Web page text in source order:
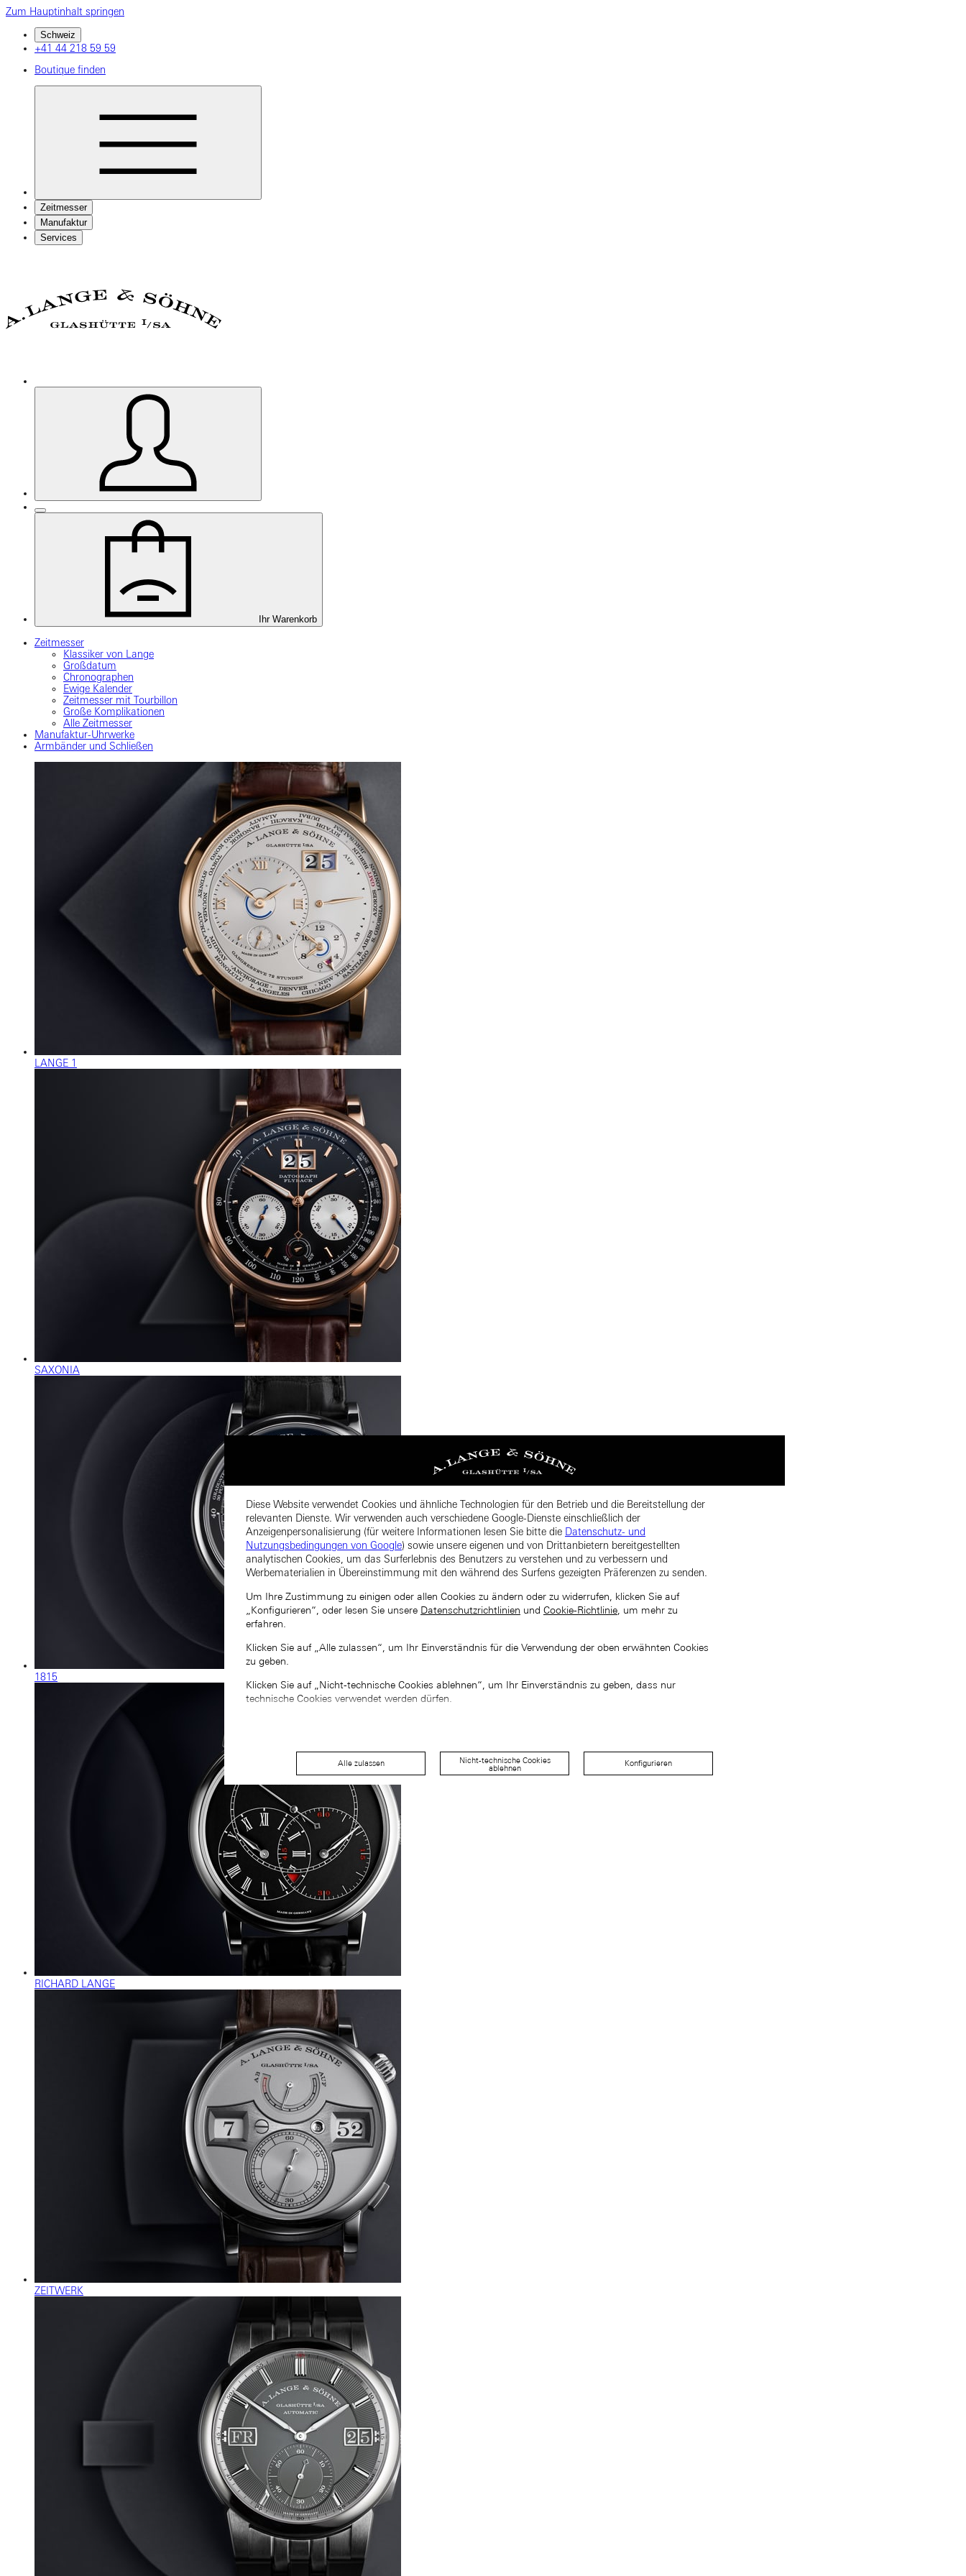
Zum Hauptinhalt springen
Schweiz
+41 44 218 59 59
Boutique finden
Zeitmesser
Manufaktur
Services
Ihr Warenkorb
Zeitmesser
Klassiker von Lange
Großdatum
Chronographen
Ewige Kalender
Zeitmesser mit Tourbillon
Große Komplikationen
Alle Zeitmesser
Manufaktur-Uhrwerke
Armbänder und Schließen
LANGE 1
SAXONIA
1815
RICHARD LANGE
ZEITWERK
Diese Website verwendet Cookies und ähnliche Technologien für den Betrieb und die Bereitstellung der
relevanten Dienste. Wir verwenden auch verschiedene Google-Dienste einschließlich der
Anzeigenpersonalisierung (für weitere Informationen lesen Sie bitte die Datenschutz- und
Nutzungsbedingungen von Google) sowie unsere eigenen und von Drittanbietern bereitgestellten
analytischen Cookies, um das Surferlebnis des Benutzers zu verstehen und zu verbessern und
Werbematerialien in Übereinstimmung mit den während des Surfens gezeigten Präferenzen zu senden.
Um Ihre Zustimmung zu einigen oder allen Cookies zu ändern oder zu widerrufen, klicken Sie auf
„Konfigurieren“, oder lesen Sie unsere Datenschutzrichtlinien und Cookie-Richtlinie, um mehr zu
erfahren.
Klicken Sie auf „Alle zulassen“, um Ihr Einverständnis für die Verwendung der oben erwähnten Cookies
zu geben.
Klicken Sie auf „Nicht-technische Cookies ablehnen“, um Ihr Einverständnis zu geben, dass nur
technische Cookies verwendet werden dürfen.
Alle zulassen
Nicht-technische Cookies
ablehnen
Konfigurieren